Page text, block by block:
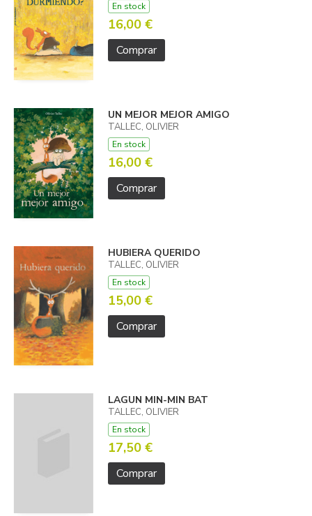
En stock
16,00 €
Comprar
UN MEJOR MEJOR AMIGO
TALLEC, OLIVIER
En stock
16,00 €
Comprar
HUBIERA QUERIDO
TALLEC, OLIVIER
En stock
15,00 €
Comprar
LAGUN MIN-MIN BAT
TALLEC, OLIVIER
En stock
17,50 €
Comprar